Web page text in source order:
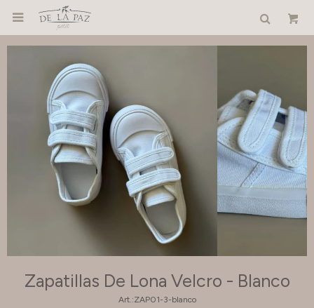

Zapatillas De Lona Velcro - Blanco
ZAP01-3-blanco